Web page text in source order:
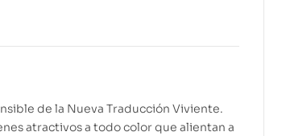
de la Nueva Traducción Viviente.
atractivos a todo color que alientan a